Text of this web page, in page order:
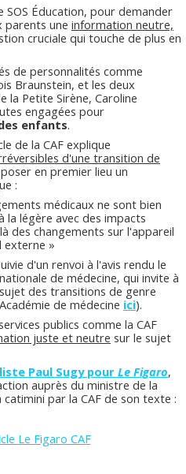
SOS Éducation, pour demander
parents une information neutre,
cruciale qui touche de plus en
de personnalités comme
Braunstein, et les deux
la Petite Sirène, Caroline
engagées pour
enfants.
de la CAF explique
d'une transition de
en premier lieu un
:
médicaux ne sont bien
la légère avec des impacts
des changements sur l'appareil
externe »
d'un renvoi à l'avis rendu le
de médecine, qui invite à
des transitions de genre
de médecine ici).
publics comme la CAF
juste et neutre sur le sujet
Paul Sugy pour Le Figaro,
auprès du ministre de la
par la CAF de son texte :